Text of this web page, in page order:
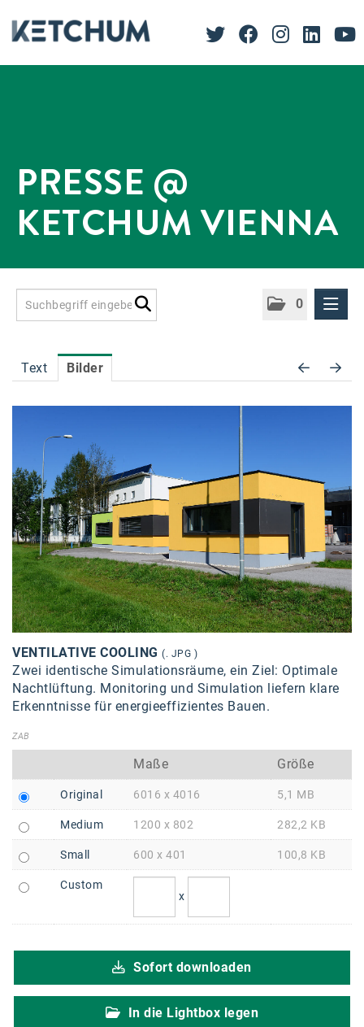
PRESSE @
KETCHUM VIENNA
0
Accessiway
Anadi Bank
Arthur D. Little
Bake the Shape
BBDO Wien
bellaflora
Be.See.
BISON
Brandl Talos
Braun
Bundesdenkmalamt
Calle Libre
DDB Wien
Enkeltaugliches Österreich
Gillette
Gillette Venus
GrECo
Text Bilder
VENTILATIVE COOLING (. JPG )
Zwei identische Simulationsräume, ein Ziel: Optimale
Nachtlüftung. Monitoring und Simulation liefern klare
Erkenntnisse für energieeffizientes Bauen.
ZAB
Maße Größe
Original 6016 x 4016 5,1 MB
Medium 1200 x 802 282,2 KB
Small 600 x 401 100,8 KB
Custom
x
Sofort downloaden
In die Lightbox legen